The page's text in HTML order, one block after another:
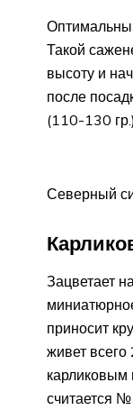
Такой
высоту и
после
(110-130
Северный
Зацветает
приносит
живет
считается